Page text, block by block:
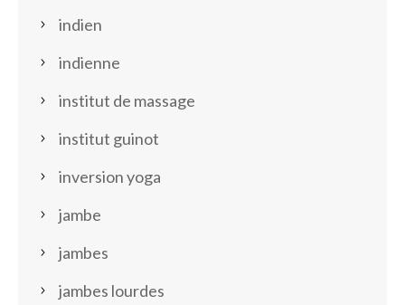
indien
indienne
institut de massage
institut guinot
inversion yoga
jambe
jambes
jambes lourdes